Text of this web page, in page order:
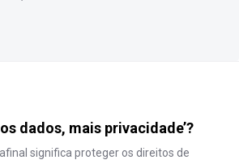
dados, mais privacidade’?
significa proteger os direitos de